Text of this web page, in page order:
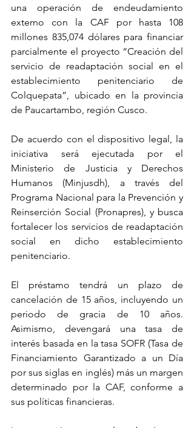
una operación de endeudamiento
externo con la CAF por hasta 108
millones 835,074 dólares para financiar
parcialmente el proyecto “Creación del
servicio de readaptación social en el
establecimiento penitenciario de
Colquepata”, ubicado en la provincia
de Paucartambo, región Cusco.
De acuerdo con el dispositivo legal, la
iniciativa será ejecutada por el
Ministerio de Justicia y Derechos
Humanos (Minjusdh), a través del
Programa Nacional para la Prevención y
Reinserción Social (Pronapres), y busca
fortalecer los servicios de readaptación
social en dicho establecimiento
penitenciario.
El préstamo tendrá un plazo de
cancelación de 15 años, incluyendo un
periodo de gracia de 10 años.
Asimismo, devengará una tasa de
interés basada en la tasa SOFR (Tasa de
Financiamiento Garantizado a un Día
por sus siglas en inglés) más un margen
determinado por la CAF, conforme a
sus políticas financieras.